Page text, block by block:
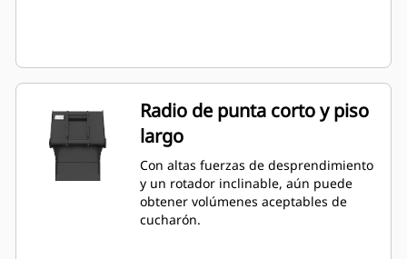
Radio de punta corto y piso
largo
Con altas fuerzas de desprendimiento
y un rotador inclinable, aún puede
obtener volúmenes aceptables de
cucharón.